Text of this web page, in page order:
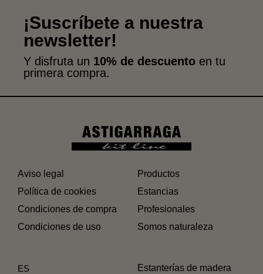
¡Suscríbete a nuestra
newsletter!
Y disfruta un 10% de descuento en tu
primera compra.
Aviso legal
Política de cookies
Condiciones de compra
Condiciones de uso
Productos
Estancias
Profesionales
Somos naturaleza
ES
Estanterías de madera